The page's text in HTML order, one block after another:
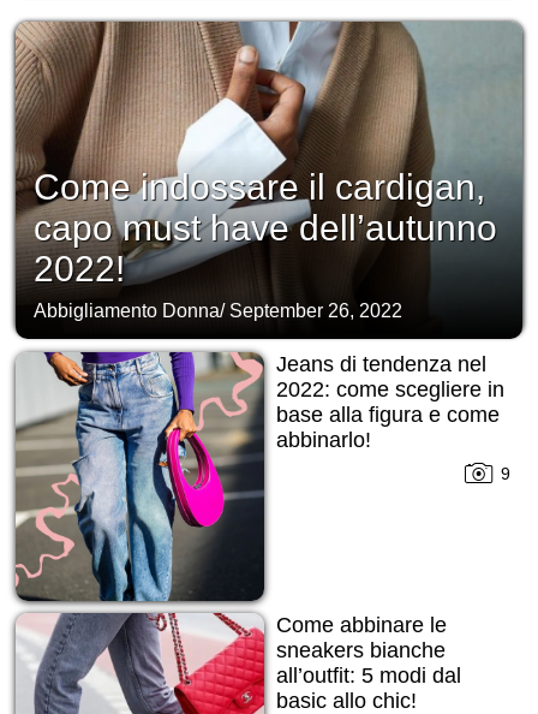
Come indossare il cardigan,
capo must have dell’autunno
2022!
Abbigliamento Donna/ September 26, 2022
Jeans di tendenza nel
2022: come scegliere in
base alla figura e come
abbinarlo!
9
Come abbinare le
sneakers bianche
all’outfit: 5 modi dal
basic allo chic!